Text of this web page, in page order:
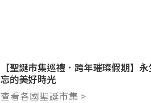
【聖誕市集巡禮．跨年璀璨假期】
忘的美好時光
查看各國聖誕市集 >